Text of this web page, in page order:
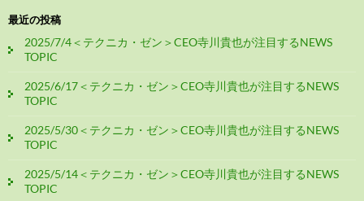
最近の投稿
2025/7/4＜テクニカ・ゼン＞CEO寺川貴也が注目するNEWS
TOPIC
2025/6/17＜テクニカ・ゼン＞CEO寺川貴也が注目するNEWS
TOPIC
2025/5/30＜テクニカ・ゼン＞CEO寺川貴也が注目するNEWS
TOPIC
2025/5/14＜テクニカ・ゼン＞CEO寺川貴也が注目するNEWS
TOPIC